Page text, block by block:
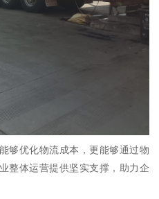
够优化物流成本，更能够通过物
整体运营提供坚实支撑，助力企